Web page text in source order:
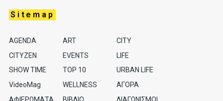
Sitemap
AGENDA ART
CITY
CITYZEN
EVENTS
LIFE
SHOW TIME
TOP 10
URBAN LIFE
VideoMag
WELLNESS
ΑΓΟΡΑ